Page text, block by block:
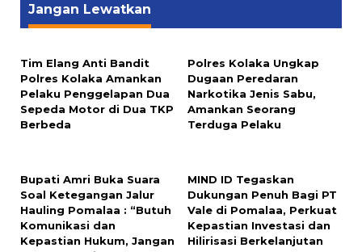
Jangan Lewatkan
Tim Elang Anti Bandit
Polres Kolaka Amankan
Pelaku Penggelapan Dua
Sepeda Motor di Dua TKP
Berbeda
Polres Kolaka Ungkap
Dugaan Peredaran
Narkotika Jenis Sabu,
Amankan Seorang
Terduga Pelaku
Bupati Amri Buka Suara
Soal Ketegangan Jalur
Hauling Pomalaa : “Butuh
Komunikasi dan
Kepastian Hukum, Jangan
MIND ID Tegaskan
Dukungan Penuh Bagi PT
Vale di Pomalaa, Perkuat
Kepastian Investasi dan
Hilirisasi Berkelanjutan